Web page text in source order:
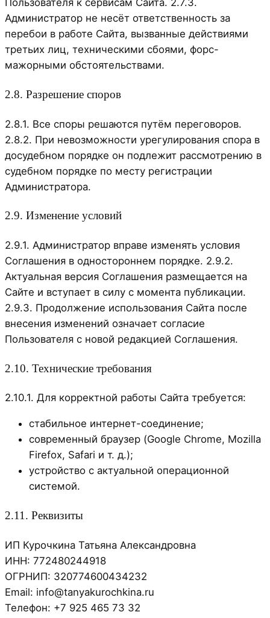
Пользователя к сервисам Сайта. 2.7.3.
Администратор не несёт ответственность за
перебои в работе Сайта, вызванные действиями
третьих лиц, техническими сбоями, форс-
мажорными обстоятельствами.
2.8. Разрешение споров
2.8.1. Все споры решаются путём переговоров.
2.8.2. При невозможности урегулирования спора в
досудебном порядке он подлежит рассмотрению в
судебном порядке по месту регистрации
Администратора.
2.9. Изменение условий
2.9.1. Администратор вправе изменять условия
Соглашения в одностороннем порядке. 2.9.2.
Актуальная версия Соглашения размещается на
Сайте и вступает в силу с момента публикации.
2.9.3. Продолжение использования Сайта после
внесения изменений означает согласие
Пользователя с новой редакцией Соглашения.
2.10. Технические требования
2.10.1. Для корректной работы Сайта требуется:
стабильное интернет-соединение;
современный браузер (Google Chrome, Mozilla
Firefox, Safari и т. д.);
устройство с актуальной операционной
системой.
2.11. Реквизиты
ИП Курочкина Татьяна Александровна
ИНН: 772480244918
ОГРНИП: 320774600434232
Email: info@tanyakurochkina.ru
Телефон: +7 925 465 73 32